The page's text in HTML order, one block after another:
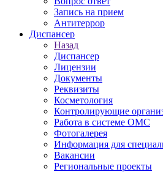
Запись на прием
Антитеррор
Диспансер
Назад
Диспансер
Лицензии
Документы
Реквизиты
Косметология
Контролирующие
Работа в системе ОМС
Фотогалерея
Информация для
Вакансии
Региональные проекты